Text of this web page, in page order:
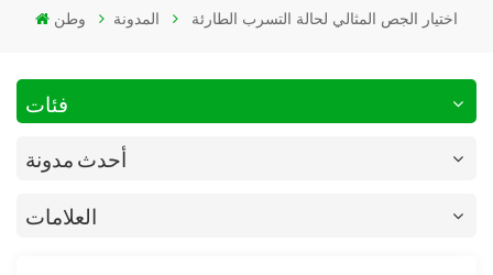
وطن المدونة اختيار الجص المثالي لحالة التسرب الطارئة
فئات
أحدث مدونة
العلامات